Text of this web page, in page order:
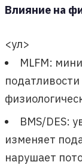
Влияние на
<ул>
MLFM:
податливости
BMS/DES:
изменяет
нарушает